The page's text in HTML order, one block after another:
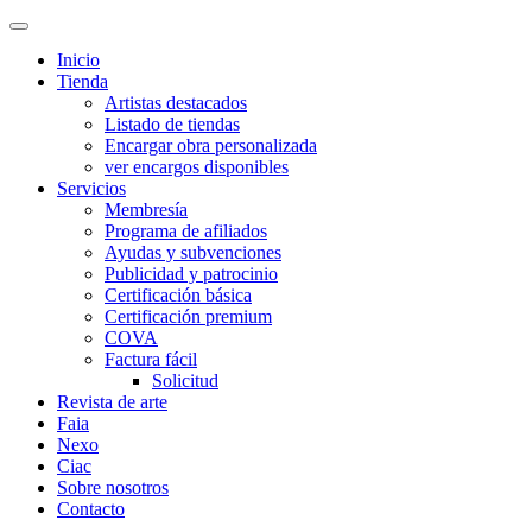
Inicio
Tienda
Artistas destacados
Listado de tiendas
Encargar obra personalizada
ver encargos disponibles
Servicios
Membresía
Programa de afiliados
Ayudas y subvenciones
Publicidad y patrocinio
Certificación básica
Certificación premium
COVA
Factura fácil
Solicitud
Revista de arte
Faia
Nexo
Ciac
Sobre nosotros
Contacto